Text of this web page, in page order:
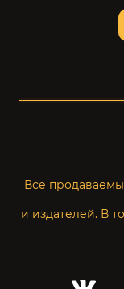
Все
и издателей. В